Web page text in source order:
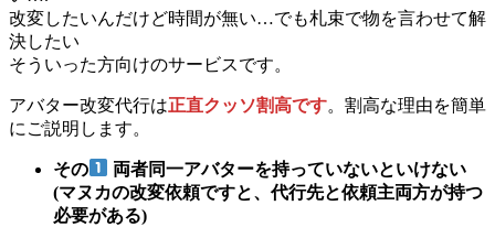
改変したいんだけど時間が無い…でも札束で物を言わせて解
決したい
そういった方向けのサービスです。
アバター改変代行は正直クッソ割高です。割高な理由を簡単
にご説明します。
その
両者同一アバターを持っていないといけない
(マヌカの改変依頼ですと、代行先と依頼主両方が持つ
必要がある)